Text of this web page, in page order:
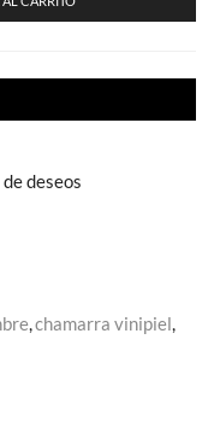
deseos
,chamarra vinipiel,